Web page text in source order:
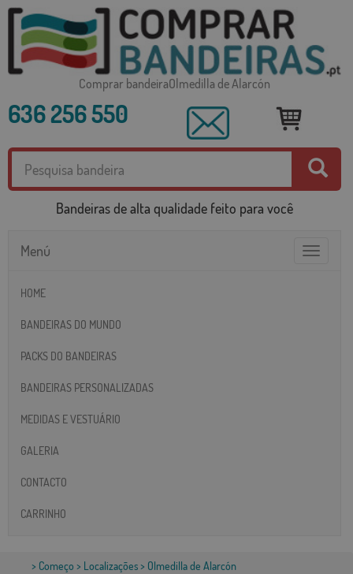
Comprar bandeiraOlmedilla de Alarcón
636 256 550
Bandeiras de alta qualidade feito para você
Toggle
Menú
HOME
BANDEIRAS DO MUNDO
PACKS DO BANDEIRAS
BANDEIRAS PERSONALIZADAS
MEDIDAS E VESTUÁRIO
GALERIA
CONTACTO
CARRINHO
> Começo > Localizações> Olmedilla de Alarcón